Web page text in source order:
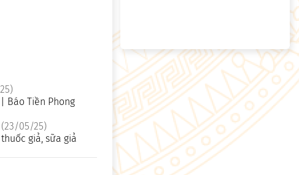
Báo Tiền Phong
(23/05/25)
giả, sữa giả